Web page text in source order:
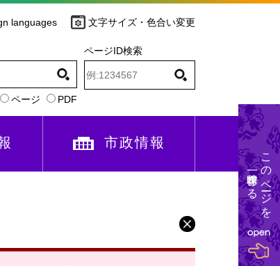
languages 文字サイズ・色合い変更
ページ PDF
ページID検索
市政情報
このページを
一時保存する